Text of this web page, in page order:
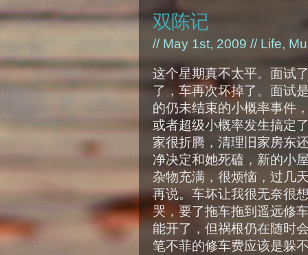
双陈记
// May 1st, 2009 // Life,
这个星期真不太平。面试
了，车再次坏掉了。面试
的仍未结束的小概率事件
或者超级小概率发生搞定
家很折腾，清理旧家房东
净决定和她死磕，新的小
杂物充满，很烦恼，过几
再说。车坏让我很无奈很
哭，要了拖车拖到遥远修
能开了，但祸根仍在随时
笔不菲的修车费应该是躲